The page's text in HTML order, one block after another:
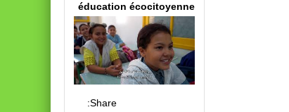
éducation écocitoyenne
Share: